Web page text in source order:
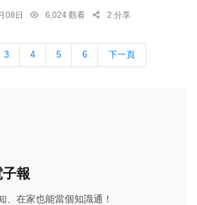
08日 6,024 觀看 2 分享
3 4 5 6 下一頁
報
、在家也能當個知識通！